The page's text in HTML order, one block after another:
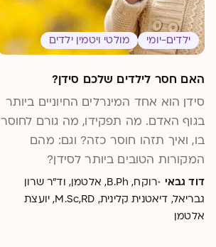
ילדים-יומי מולטי ויטמין ילדים
האם חסר לילדים שלכם סידן?
סידן הוא אחד המינרלים החיוניים ביותר
בגוף האדם. מה תפקידו, מה גורם לחוסר
בו, ואיך תזהו חוסר כזה? וגם: מהם
המקורות הטובים ביותר לסידן?
דוד גבאי ·
רוקח, B.Ph, אלטמן, וד"ר שרון
גבריאל, דיאטנית קלינית, M.Sc,RD, יועצת
אלטמן